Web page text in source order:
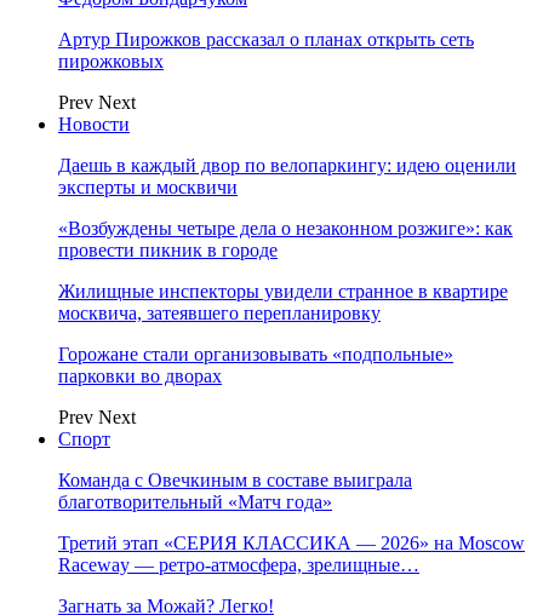
Артур Пирожков рассказал о планах открыть сеть
пирожковых
Prev Next
Новости
Даешь в каждый двор по велопаркингу: идею оценили
эксперты и москвичи
«Возбуждены четыре дела о незаконном розжиге»: как
провести пикник в городе
Жилищные инспекторы увидели странное в квартире
москвича, затеявшего перепланировку
Горожане стали организовывать «подпольные»
парковки во дворах
Prev Next
Спорт
Команда с Овечкиным в составе выиграла
благотворительный «Матч года»
Третий этап «СЕРИЯ КЛАССИКА — 2026» на Moscow
Raceway — ретро‑атмосфера, зрелищные…
Загнать за Можай? Легко!